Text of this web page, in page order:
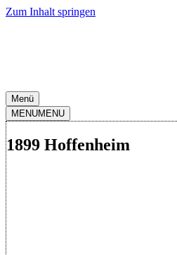
Zum Inhalt springen
Menü
MENUMENU
1899 Hoffenheim